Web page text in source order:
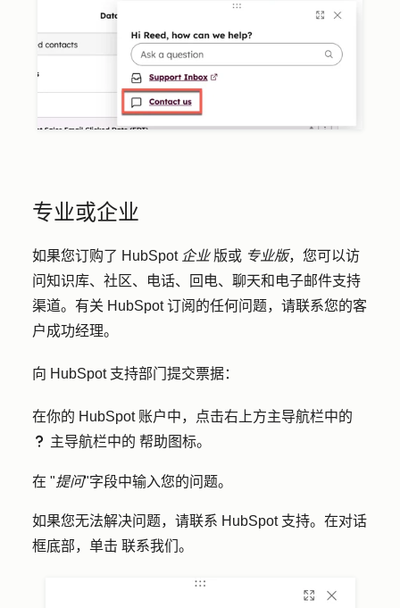
专业或企业
如果您订购了 HubSpot 企业 版或 专业版，您可以访
问知识库、社区、电话、回电、聊天和电子邮件支持
渠道。有关 HubSpot 订阅的任何问题，请联系您的客
户成功经理。
向 HubSpot 支持部门提交票据：
在你的 HubSpot 账户中，点击右上方主导航栏中的
question 主导航栏中的 帮助图标。
在 "提问"字段中输入您的问题。
如果您无法解决问题，请联系 HubSpot 支持。在对话
框底部，单击 联系我们 。